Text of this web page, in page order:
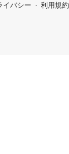
イバシー
利用規約